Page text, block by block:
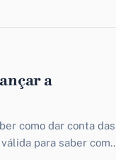
a
como dar conta das
para saber como